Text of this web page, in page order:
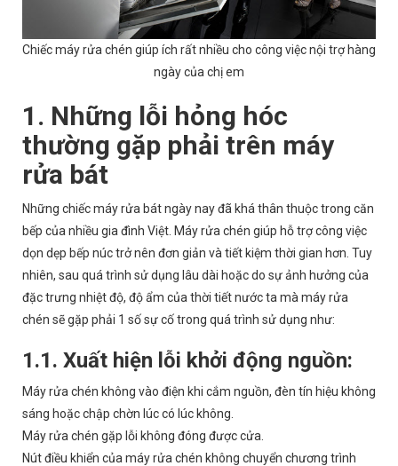
Chiếc máy rửa chén giúp ích rất nhiều cho công việc nội trợ hàng
ngày của chị em
1. Những lỗi hỏng hóc
thường gặp phải trên máy
rửa bát
Những chiếc máy rửa bát ngày nay đã khá thân thuộc trong căn
bếp của nhiều gia đình Việt. Máy rửa chén giúp hỗ trợ công việc
dọn dẹp bếp núc trở nên đơn giản và tiết kiệm thời gian hơn. Tuy
nhiên, sau quá trình sử dụng lâu dài hoặc do sự ảnh hưởng của
đặc trưng nhiệt độ, độ ẩm của thời tiết nước ta mà máy rửa
chén sẽ gặp phải 1 số sự cố trong quá trình sử dụng như:
1.1. Xuất hiện lỗi khởi động nguồn:
Máy rửa chén không vào điện khi cắm nguồn, đèn tín hiệu không
sáng hoặc chập chờn lúc có lúc không.
Máy rửa chén gặp lỗi không đóng được cửa.
Nút điều khiển của máy rửa chén không chuyển chương trình